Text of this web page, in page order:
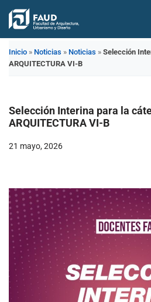
Saltar
contenido
Inicio » Noticias » Noticias » Selección
ARQUITECTURA VI-B
Selección Interina para la
ARQUITECTURA VI-B
21 mayo, 2026